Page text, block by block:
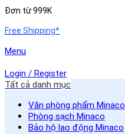
Đơn từ 999K
Free Shipping*
Menu
Login / Register
Tất cả danh mục
Văn phòng phẩm Minaco
Phòng sạch Minaco
Bảo hộ lao động Minaco